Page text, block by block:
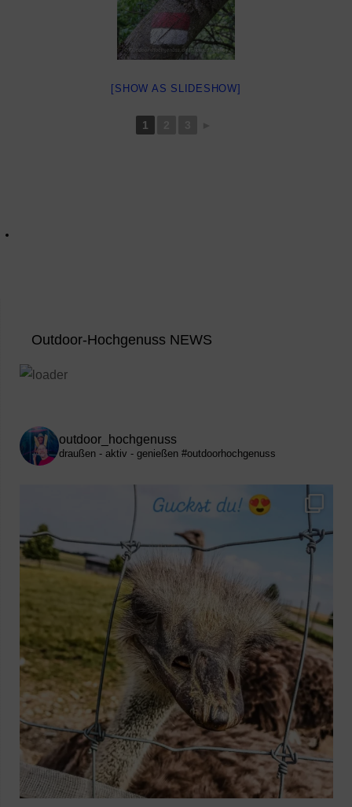
[SHOW AS SLIDESHOW]
1
Outdoor-Hochgenuss NEWS
outdoor_hochgenuss
draußen - aktiv - genießen #outdoorhochgenuss